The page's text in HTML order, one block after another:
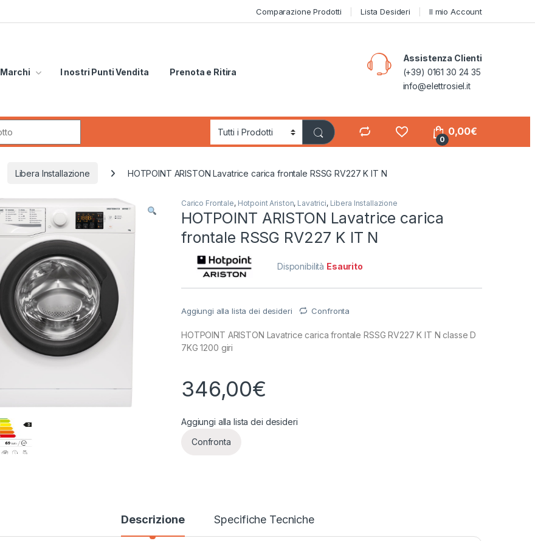
Comparazione Prodotti Lista Desideri Il mio Account
Marchi I nostri Punti Vendita Prenota e Ritira
Assistenza Clienti
(+39) 0161 30 24 35
info@elettrosiel.it
0
0,00€
Libera Installazione HOTPOINT ARISTON Lavatrice carica frontale RSSG RV227 K IT N
Carico Frontale, Hotpoint Ariston, Lavatrici, Libera Installazione
HOTPOINT ARISTON Lavatrice carica
frontale RSSG RV227 K IT N
Disponibilità Esaurito
Aggiungi alla lista dei desideri Confronta
HOTPOINT ARISTON Lavatrice carica frontale RSSG RV227 K IT N classe D
7KG 1200 giri
346,00€
Aggiungi alla lista dei desideri
Confronta
Descrizione Specifiche Tecniche